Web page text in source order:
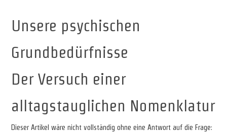
Unsere psychischen
Grundbedürfnisse
Der Versuch einer
alltagstauglichen Nomenklatur
Dieser Artikel wäre nicht vollständig ohne eine Antwort auf die Frage: